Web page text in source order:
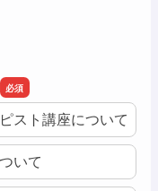
スト講座について
いて